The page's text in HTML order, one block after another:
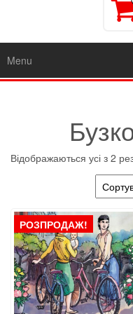
Menu
Відображаються усі з 2
РОЗПРОДАЖ!